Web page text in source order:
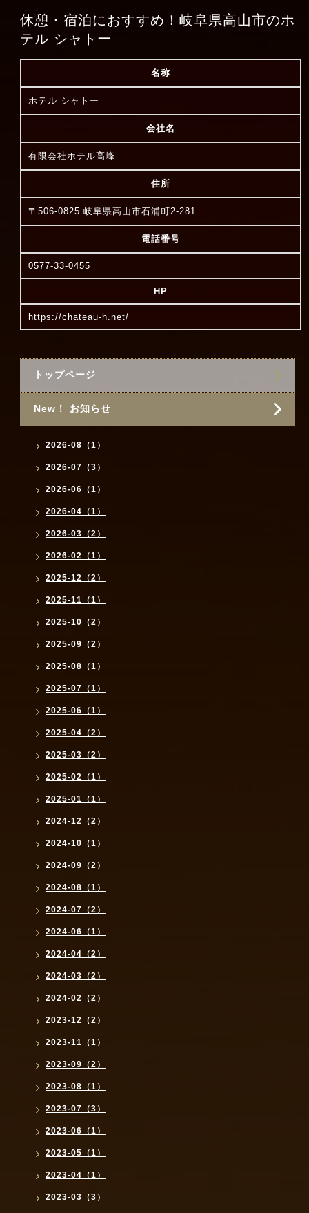
休憩・宿泊におすすめ！岐阜県高山市のホ
テル シャトー
名称
ホテル シャトー
会社名
有限会社ホテル高峰
住所
〒506-0825 岐阜県高山市石浦町2-281
電話番号
0577-33-0455
HP
https://chateau-h.net/
トップページ
New！ お知らせ
2026-08（1）
2026-07（3）
2026-06（1）
2026-04（1）
2026-03（2）
2026-02（1）
2025-12（2）
2025-11（1）
2025-10（2）
2025-09（2）
2025-08（1）
2025-07（1）
2025-06（1）
2025-04（2）
2025-03（2）
2025-02（1）
2025-01（1）
2024-12（2）
2024-10（1）
2024-09（2）
2024-08（1）
2024-07（2）
2024-06（1）
2024-04（2）
2024-03（2）
2024-02（2）
2023-12（2）
2023-11（1）
2023-09（2）
2023-08（1）
2023-07（3）
2023-06（1）
2023-05（1）
2023-04（1）
2023-03（3）